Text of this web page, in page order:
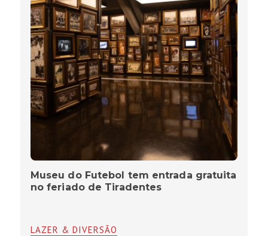
Museu do Futebol tem entrada gratuita
no feriado de Tiradentes
LAZER & DIVERSÃO